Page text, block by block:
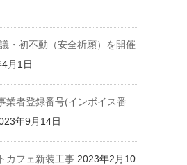
・初不動（安全祈願）を開催
月1日
業者登録番号(インボイス番
年9月14日
カフェ新装工事 2023年2月10